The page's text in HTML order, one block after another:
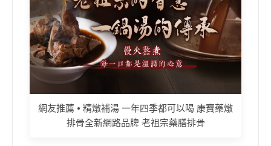
網友推薦 • 精燉補湯 一年四季都可以喝 康寶藥燉
排骨全新網路品牌 老祖宗藥膳排骨